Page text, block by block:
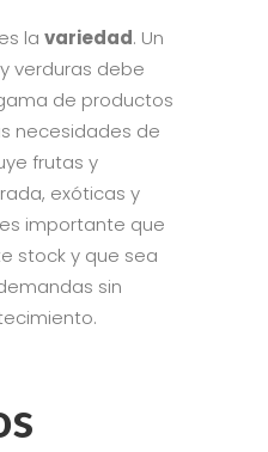
la variedad. Un
verduras debe
de productos
necesidades de
frutas y
exóticas y
importante que
stock y que sea
sin